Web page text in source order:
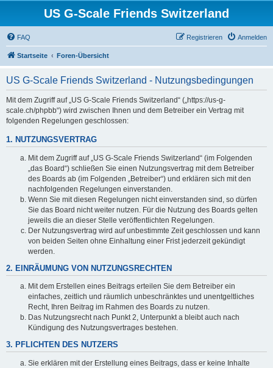
US G-Scale Friends Switzerland
FAQ Anmelden
Registrieren
Startseite Foren-Übersicht
US G-Scale Friends Switzerland - Nutzungsbedingungen
Mit dem Zugriff auf „US G-Scale Friends Switzerland“ („https://us-g-
scale.ch/phpbb“) wird zwischen Ihnen und dem Betreiber ein Vertrag mit
folgenden Regelungen geschlossen:
1. NUTZUNGSVERTRAG
Mit dem Zugriff auf „US G-Scale Friends Switzerland“ (im Folgenden
„das Board“) schließen Sie einen Nutzungsvertrag mit dem Betreiber
des Boards ab (im Folgenden „Betreiber“) und erklären sich mit den
nachfolgenden Regelungen einverstanden.
Wenn Sie mit diesen Regelungen nicht einverstanden sind, so dürfen
Sie das Board nicht weiter nutzen. Für die Nutzung des Boards gelten
jeweils die an dieser Stelle veröffentlichten Regelungen.
Der Nutzungsvertrag wird auf unbestimmte Zeit geschlossen und kann
von beiden Seiten ohne Einhaltung einer Frist jederzeit gekündigt
werden.
2. EINRÄUMUNG VON NUTZUNGSRECHTEN
Mit dem Erstellen eines Beitrags erteilen Sie dem Betreiber ein
einfaches, zeitlich und räumlich unbeschränktes und unentgeltliches
Recht, Ihren Beitrag im Rahmen des Boards zu nutzen.
Das Nutzungsrecht nach Punkt 2, Unterpunkt a bleibt auch nach
Kündigung des Nutzungsvertrages bestehen.
3. PFLICHTEN DES NUTZERS
Sie erklären mit der Erstellung eines Beitrags, dass er keine Inhalte